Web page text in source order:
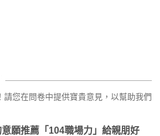
請您在問卷中提供寶貴意見，以幫助我們
願推薦「104職場力」給親朋好